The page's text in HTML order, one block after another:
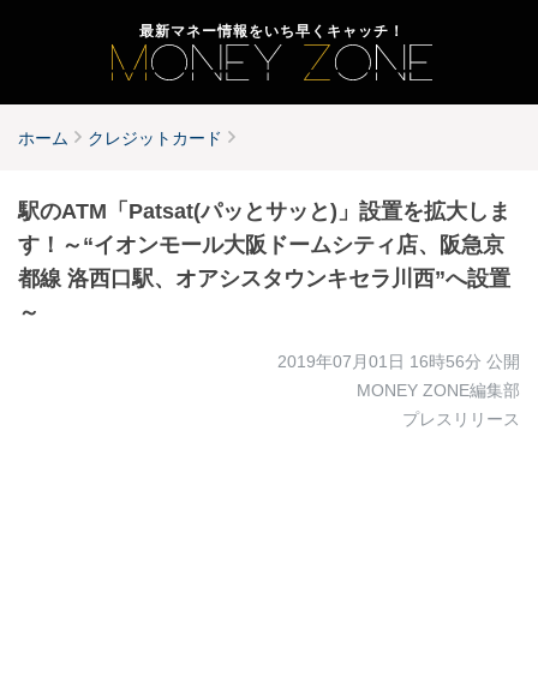
最新マネー情報をいち早くキャッチ！
ホーム クレジットカード
駅のATM「Patsat(パッとサッと)」設置を拡大しま
す！～“イオンモール大阪ドームシティ店、阪急京
都線 洛西口駅、オアシスタウンキセラ川西”へ設置
～
2019年07月01日 16時56分 公開
MONEY ZONE編集部
プレスリリース